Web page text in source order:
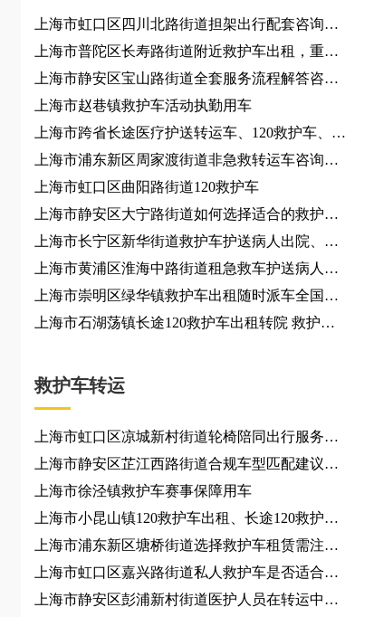
上海市虹口区四川北路街道担架出行配套咨询服
务、出行资源预约
上海市普陀区长寿路街道附近救护车出租，重症
监护型短途跨省转运车租赁
上海市静安区宝山路街道全套服务流程解答咨询
服务
上海市赵巷镇救护车活动执勤用车
上海市跨省长途医疗护送转运车、120救护车、长
途跨省专送
上海市浦东新区周家渡街道非急救转运车咨询电
话
上海市虹口区曲阳路街道120救护车
上海市静安区大宁路街道如何选择适合的救护车
机构？出租救护车
上海市长宁区新华街道救护车护送病人出院、救
护车出租
上海市黄浦区淮海中路街道租急救车护送病人返
乡
上海市崇明区绿华镇救护车出租随时派车全国护
送
上海市石湖荡镇长途120救护车出租转院 救护车
救护车转运
上海市虹口区凉城新村街道轮椅陪同出行服务咨
询服务、团队行程对接
上海市静安区芷江西路街道合规车型匹配建议咨
询服务
上海市徐泾镇救护车赛事保障用车
上海市小昆山镇120救护车出租、长途120救护车
医疗护送、120救护车护送病人
上海市浦东新区塘桥街道选择救护车租赁需注意
哪些事项？患者出院24小时服务热线
上海市虹口区嘉兴路街道私人救护车是否适合长
途转运？120救护车
上海市静安区彭浦新村街道医护人员在转运中有